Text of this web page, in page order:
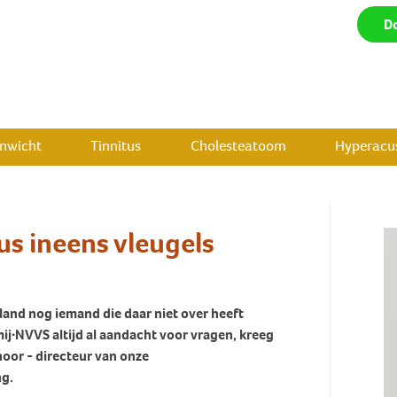
Tinnitus Cholesteatoom
ineens vleugels
nog iemand die daar niet over heeft
altijd al aandacht voor vragen, kreeg
- directeur van onze